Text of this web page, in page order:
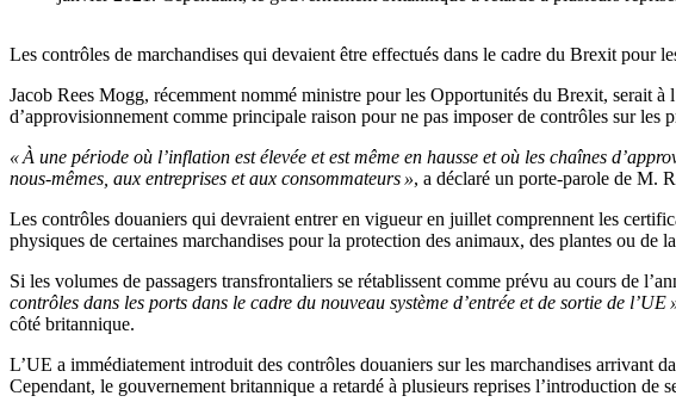
Les contrôles de marchandises qui devaient être effectués dans le cadre du Brexit pour
Jacob Rees Mogg, récemment nommé ministre pour les Opportunités du Brexit, serait
d’approvisionnement comme principale raison pour ne pas imposer de contrôles sur
« À une période où l’inflation est élevée et est même en hausse et où les chaînes
nous-mêmes, aux entreprises et aux consommateurs », a déclaré un porte-parole de M.
Les contrôles douaniers qui devraient entrer en vigueur en juillet comprennent les
physiques de certaines marchandises pour la protection des animaux, des plantes ou de
Si les volumes de passagers transfrontaliers se rétablissent comme prévu au cours de
contrôles dans les ports dans le cadre du nouveau système d’entrée et de sortie de l’UE
côté britannique.
L’UE a immédiatement introduit des contrôles douaniers sur les marchandises
Cependant, le gouvernement britannique a retardé à plusieurs reprises l’introduction de